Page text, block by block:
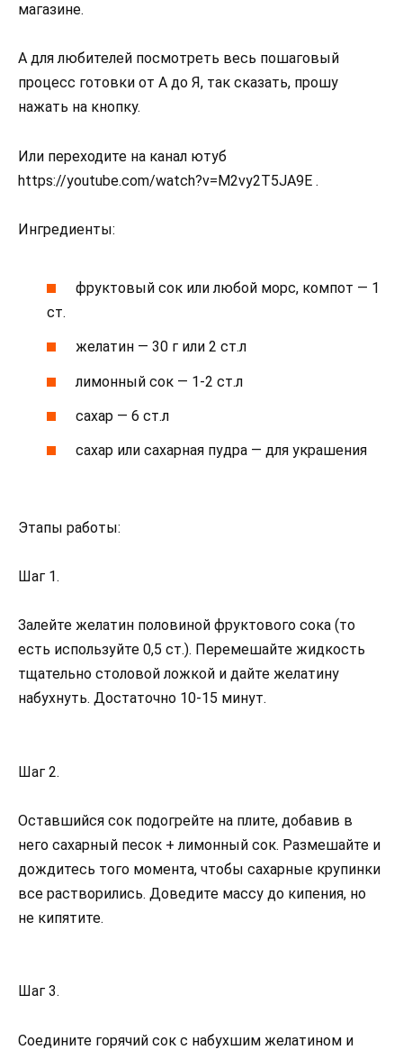
магазине.
А для любителей посмотреть весь пошаговый
процесс готовки от А до Я, так сказать, прошу
нажать на кнопку.
Или переходите на канал ютуб
https://youtube.com/watch?v=M2vy2T5JA9E .
Ингредиенты:
фруктовый сок или любой морс, компот — 1
ст.
желатин — 30 г или 2 ст.л
лимонный сок — 1-2 ст.л
сахар — 6 ст.л
сахар или сахарная пудра — для украшения
Этапы работы:
Шаг 1.
Залейте желатин половиной фруктового сока (то
есть используйте 0,5 ст.). Перемешайте жидкость
тщательно столовой ложкой и дайте желатину
набухнуть. Достаточно 10-15 минут.
Шаг 2.
Оставшийся сок подогрейте на плите, добавив в
него сахарный песок + лимонный сок. Размешайте и
дождитесь того момента, чтобы сахарные крупинки
все растворились. Доведите массу до кипения, но
не кипятите.
Шаг 3.
Соедините горячий сок с набухшим желатином и